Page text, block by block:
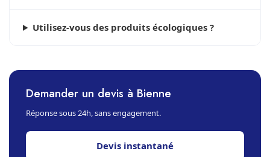
Utilisez-vous des produits écologiques ?
Demander un devis à Bienne
Réponse sous 24h, sans engagement.
Devis instantané